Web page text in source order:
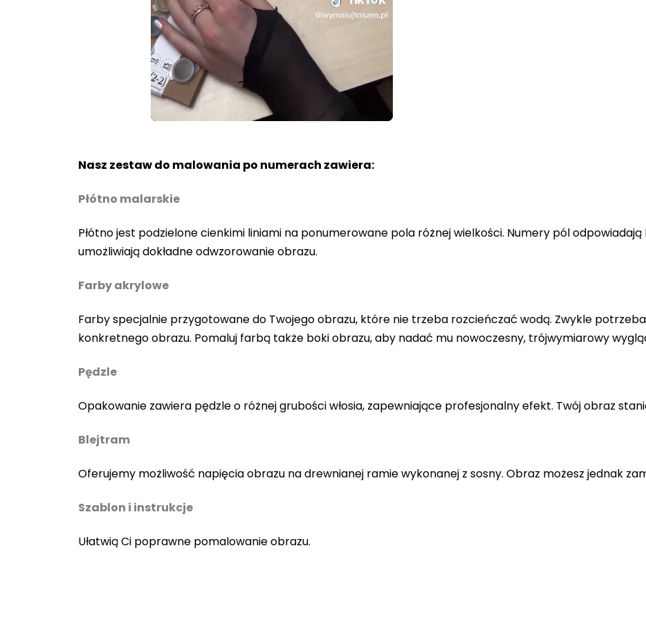
Loaded
100.00%
Nasz zestaw do malowania po numerach zawiera:
Płótno malarskie
Płótno jest podzielone cienkimi liniami na ponumerowane pola różnej wielkości. Numery pól
umożliwiają dokładne odwzorowanie obrazu.
Farby akrylowe
Farby specjalnie przygotowane do Twojego obrazu, które nie trzeba rozcieńczać wodą. Zwykle
konkretnego obrazu. Pomaluj farbą także boki obrazu, aby nadać mu nowoczesny, trójwymiarowy
Pędzle
Opakowanie zawiera pędzle o różnej grubości włosia, zapewniające profesjonalny efekt. Twój obraz
Blejtram
Oferujemy możliwość napięcia obrazu na drewnianej ramie wykonanej z sosny. Obraz możesz jednak
Szablon i instrukcje
Ułatwią Ci poprawne pomalowanie obrazu.